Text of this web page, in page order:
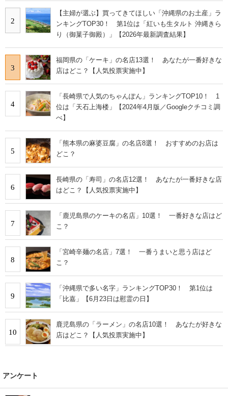
2
【主婦が選ぶ】買ってきてほしい「沖縄県のお土産」ラ
ンキングTOP30！ 第1位は「紅いも生タルト 沖縄きら
り（御菓子御殿）」【2026年最新調査結果】
3
福岡県の「ケーキ」の名店13選！ あなたが一番好きな
店はどこ？【人気投票実施中】
4
「長崎県で人気のちゃんぽん」ランキングTOP10！ 1
位は「天石上海楼」【2024年4月版／Googleクチコミ調
べ】
5
「熊本県の麻婆豆腐」の名店8選！ おすすめのお店は
どこ？
6
長崎県の「寿司」の名店12選！ あなたが一番好きな店
はどこ？【人気投票実施中】
7
「鹿児島県のケーキの名店」10選！ 一番好きな店はど
こ？
8
「宮崎辛麺の名店」7選！ 一番うまいと思う店はど
こ？
9
「沖縄県で多い名字」ランキングTOP30！ 第1位は
「比嘉」【6月23日は慰霊の日】
10
鹿児島県の「ラーメン」の名店10選！ あなたが好きな
店はどこ？【人気投票実施中】
アンケート